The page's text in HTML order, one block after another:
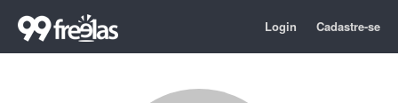
Login Cadastre-se